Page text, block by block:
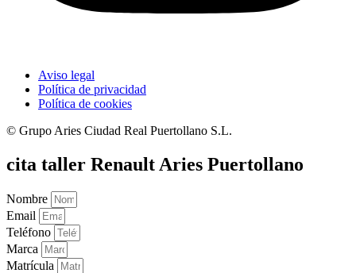
Aviso legal
Política de privacidad
Política de cookies
© Grupo Aries Ciudad Real Puertollano S.L.
cita taller Renault Aries Puertollano
Nombre
Email
Teléfono
Marca
Matrícula